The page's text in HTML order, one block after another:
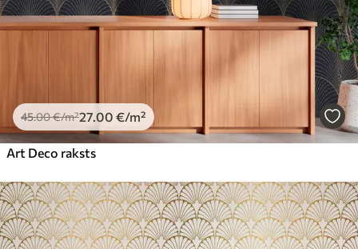
Premium vinils
65.0039.00€ /m²
81.6548.99€/m²
45.00€/m²27 .00 €/m²
Art Deco raksts